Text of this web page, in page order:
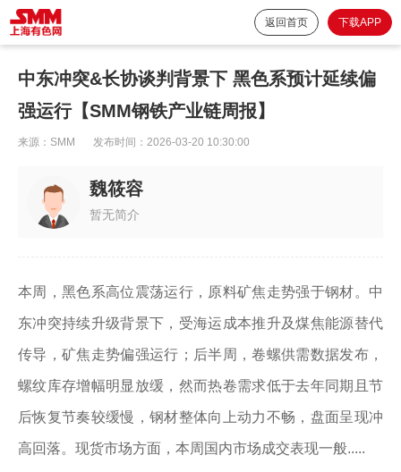
返回首页 下载APP
中东冲突&长协谈判背景下 黑色系预计延续偏
强运行【SMM钢铁产业链周报】
来源： SMM 发布时间： 2026-03-20 10:30:00
魏筱容
暂无简介
本周，黑色系高位震荡运行，原料矿焦走势强于钢材。中
东冲突持续升级背景下，受海运成本推升及煤焦能源替代
传导，矿焦走势偏强运行；后半周，卷螺供需数据发布，
螺纹库存增幅明显放缓，然而热卷需求低于去年同期且节
后恢复节奏较缓慢，钢材整体向上动力不畅，盘面呈现冲
高回落。现货市场方面，本周国内市场成交表现一般.....